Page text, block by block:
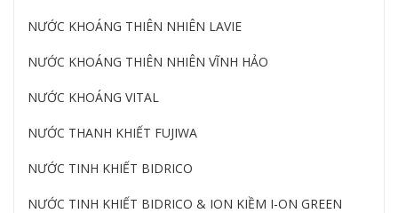
NƯỚC KHOÁNG THIÊN NHIÊN LAVIE
NƯỚC KHOÁNG THIÊN NHIÊN VĨNH HẢO
NƯỚC KHOÁNG VITAL
NƯỚC THANH KHIẾT FUJIWA
NƯỚC TINH KHIẾT BIDRICO
NƯỚC TINH KHIẾT BIDRICO & ION KIỀM I-ON GREEN